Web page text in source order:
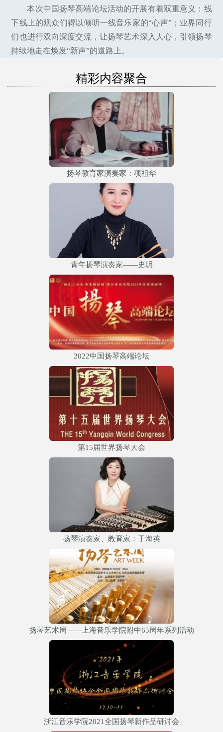
本次中国扬琴高端论坛活动的开展有着双重意义：线
下线上的观众们得以倾听一线音乐家的“心声”；业界同行
们也进行双向深度交流，让扬琴艺术深入人心，引领扬琴
持续地走在焕发“新声”的道路上。
精彩内容聚合
扬琴教育家演奏家：项祖华
青年扬琴演奏家——史玥
2022中国扬琴高端论坛
第15届世界扬琴大会
扬琴演奏家、教育家：于海英
扬琴艺术周——上海音乐学院附中65周年系列活动
浙江音乐学院2021全国扬琴新作品研讨会